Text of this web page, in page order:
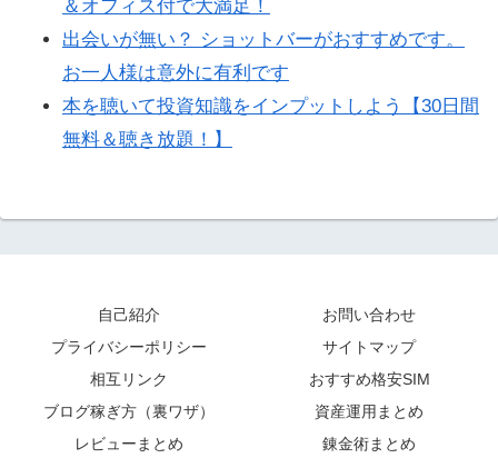
＆オフィス付で大満足！
出会いが無い？ ショットバーがおすすめです。
お一人様は意外に有利です
本を聴いて投資知識をインプットしよう【30日間
無料＆聴き放題！】
自己紹介
お問い合わせ
プライバシーポリシー
サイトマップ
相互リンク
おすすめ格安SIM
ブログ稼ぎ方（裏ワザ）
資産運用まとめ
レビューまとめ
錬金術まとめ